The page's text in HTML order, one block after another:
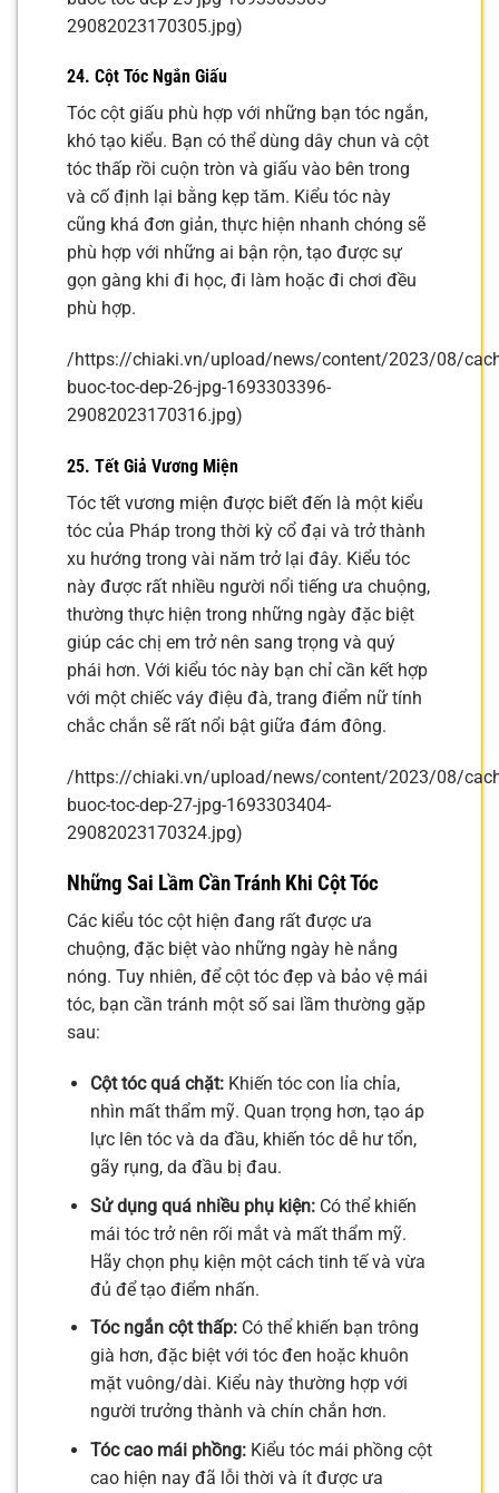
29082023170305.jpg)
24. Cột Tóc Ngắn Giấu
Tóc cột giấu phù hợp với những bạn tóc ngắn,
khó tạo kiểu. Bạn có thể dùng dây chun và cột
tóc thấp rồi cuộn tròn và giấu vào bên trong
và cố định lại bằng kẹp tăm. Kiểu tóc này
cũng khá đơn giản, thực hiện nhanh chóng sẽ
phù hợp với những ai bận rộn, tạo được sự
gọn gàng khi đi học, đi làm hoặc đi chơi đều
phù hợp.
/https://chiaki.vn/upload/news/content/2023/08/
buoc-toc-dep-26-jpg-1693303396-
29082023170316.jpg)
25. Tết Giả Vương Miện
Tóc tết vương miện được biết đến là một kiểu
tóc của Pháp trong thời kỳ cổ đại và trở thành
xu hướng trong vài năm trở lại đây. Kiểu tóc
này được rất nhiều người nổi tiếng ưa chuộng,
thường thực hiện trong những ngày đặc biệt
giúp các chị em trở nên sang trọng và quý
phái hơn. Với kiểu tóc này bạn chỉ cần kết hợp
với một chiếc váy điệu đà, trang điểm nữ tính
chắc chắn sẽ rất nổi bật giữa đám đông.
/https://chiaki.vn/upload/news/content/2023/08/
buoc-toc-dep-27-jpg-1693303404-
29082023170324.jpg)
Những Sai Lầm Cần Tránh Khi Cột Tóc
Các kiểu tóc cột hiện đang rất được ưa
chuộng, đặc biệt vào những ngày hè nắng
nóng. Tuy nhiên, để cột tóc đẹp và bảo vệ mái
tóc, bạn cần tránh một số sai lầm thường gặp
sau:
Cột tóc quá chặt:Khiến tóc con lỉa chỉa,
nhìn mất thẩm mỹ. Quan trọng hơn, tạo áp
lực lên tóc và da đầu, khiến tóc dễ hư tổn,
gãy rụng, da đầu bị đau.
Sử dụng quá nhiều phụ kiện:Có thể khiến
mái tóc trở nên rối mắt và mất thẩm mỹ.
Hãy chọn phụ kiện một cách tinh tế và vừa
đủ để tạo điểm nhấn.
Tóc ngắn cột thấp:Có thể khiến bạn trông
già hơn, đặc biệt với tóc đen hoặc khuôn
mặt vuông/dài. Kiểu này thường hợp với
người trưởng thành và chín chắn hơn.
Tóc cao mái phồng:Kiểu tóc mái phồng cột
cao hiện nay đã lỗi thời và ít được ưa